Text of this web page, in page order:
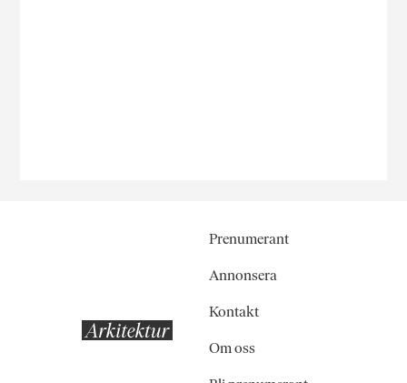
Prenumerant
Annonsera
Kontakt
Om oss